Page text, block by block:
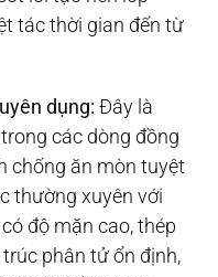
tác thời gian đến từ
dụng: Đây là
các dòng đồng
chống ăn mòn tuyệt
thường xuyên với
độ mặn cao, thép
phân tử ổn định,